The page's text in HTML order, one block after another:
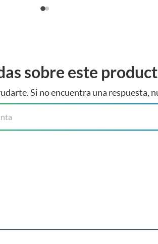
sobre este
Si no encuentra una respuesta,